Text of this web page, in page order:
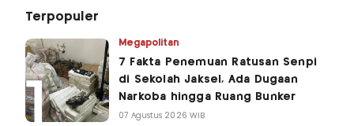
Terpopuler
Megapolitan
7 Fakta Penemuan Ratusan Senpi
di Sekolah Jaksel, Ada Dugaan
Narkoba hingga Ruang Bunker
07 Agustus 2026 WIB